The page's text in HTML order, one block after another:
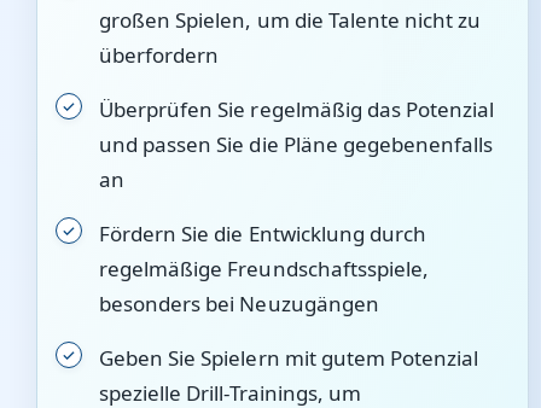
großen Spielen, um die Talente nicht zu
überfordern
Überprüfen Sie regelmäßig das Potenzial
und passen Sie die Pläne gegebenenfalls
an
Fördern Sie die Entwicklung durch
regelmäßige Freundschaftsspiele,
besonders bei Neuzugängen
Geben Sie Spielern mit gutem Potenzial
spezielle Drill-Trainings, um